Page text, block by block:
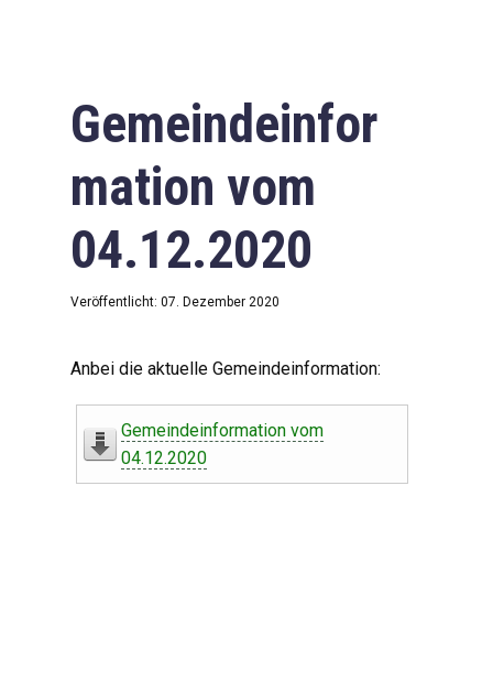
Gemeindeinfor
mation vom
04.12.2020
Veröffentlicht: 07. Dezember 2020
Anbei die aktuelle Gemeindeinformation:
Gemeindeinformation vom
04.12.2020